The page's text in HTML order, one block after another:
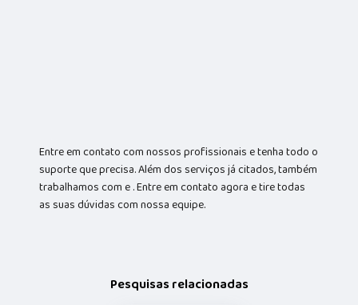
Entre em contato com nossos profissionais e tenha todo o
suporte que precisa. Além dos serviços já citados, também
trabalhamos com e . Entre em contato agora e tire todas
as suas dúvidas com nossa equipe.
Pesquisas relacionadas